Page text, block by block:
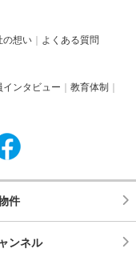
の想い よくある質問
インタビュー
教育体制
件
ンネル